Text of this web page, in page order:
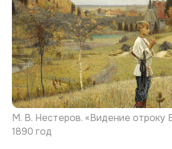
М. В. Нестеров. «Видение отроку
1890 год